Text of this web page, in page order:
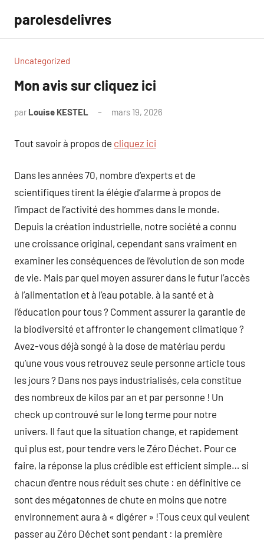
contenu
parolesdelivres
Uncategorized
Mon avis sur cliquez ici
par Louise KESTEL mars 19, 2026
Tout savoir à propos de cliquez ici
Dans les années 70, nombre d’experts et de
scientifiques tirent la élégie d’alarme à propos de
l’impact de l’activité des hommes dans le monde.
Depuis la création industrielle, notre société a connu
une croissance original, cependant sans vraiment en
examiner les conséquences de l’évolution de son mode
de vie. Mais par quel moyen assurer dans le futur l’accès
à l’alimentation et à l’eau potable, à la santé et à
l’éducation pour tous ? Comment assurer la garantie de
la biodiversité et affronter le changement climatique ?
Avez-vous déjà songé à la dose de matériau perdu
qu’une vous vous retrouvez seule personne article tous
les jours ? Dans nos pays industrialisés, cela constitue
des nombreux de kilos par an et par personne ! Un
check up controuvé sur le long terme pour notre
univers. Il faut que la situation change, et rapidement
qui plus est, pour tendre vers le Zéro Déchet. Pour ce
faire, la réponse la plus crédible est efficient simple… si
chacun d’entre nous réduit ses chute : en définitive ce
sont des mégatonnes de chute en moins que notre
environnement aura à « digérer » !Tous ceux qui veulent
passer au Zéro Déchet sont pendant : la première